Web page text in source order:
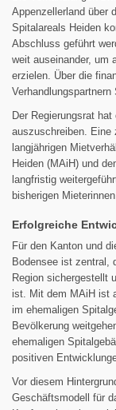
Appenzellerland über
Spitalareals Heiden
Abschluss geführt
weit auseinander, um
erzielen. Über die
Der Regierungsrat
auszuschreiben. Eine
langjährigen
Heiden (MAiH) und
langfristig
bisherigen
Erfolgreiche
Für den Kanton und
Bodensee ist zentral,
Region sichergestellt
ist. Mit dem MAiH ist
im ehemaligen
Bevölkerung
ehemaligen
positiven
Vor diesem
Geschäftsmodell für